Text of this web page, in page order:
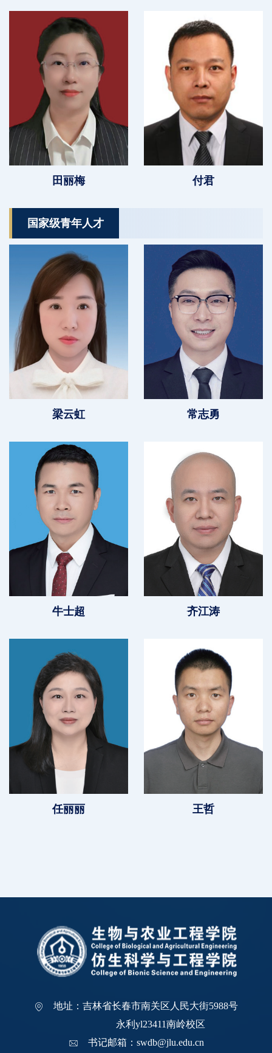
田丽梅 付君
国家级青年人才
梁云虹 常志勇
牛士超 齐江涛
任丽丽 王哲
地址：吉林省长春市南关区人民大街5988号
永利yl23411南岭校区
书记邮箱：swdb@jlu.edu.cn